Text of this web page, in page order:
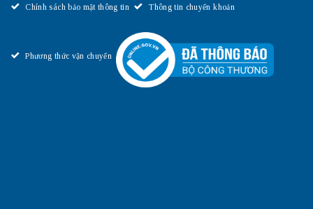
Chính sách bảo mật thông tin Thông tin chuyển khoản
Phương thức vận chuyển